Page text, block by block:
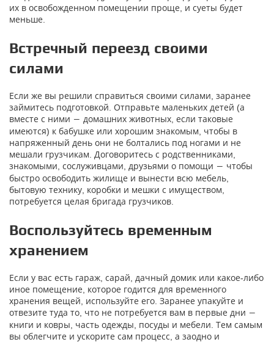
их в освобожденном помещении проще, и суеты будет
меньше.
Встречный переезд своими
силами
Если же вы решили справиться своими силами, заранее
займитесь подготовкой. Отправьте маленьких детей (а
вместе с ними ― домашних животных, если таковые
имеются) к бабушке или хорошим знакомым, чтобы в
напряженный день они не болтались под ногами и не
мешали грузчикам. Договоритесь с родственниками,
знакомыми, сослуживцами, друзьями о помощи ― чтобы
быстро освободить жилище и вынести всю мебель,
бытовую технику, коробки и мешки с имуществом,
потребуется целая бригада грузчиков.
Воспользуйтесь временным
хранением
Если у вас есть гараж, сарай, дачный домик или какое-либо
иное помещение, которое годится для временного
хранения вещей, используйте его. Заранее упакуйте и
отвезите туда то, что не потребуется вам в первые дни ―
книги и ковры, часть одежды, посуды и мебели. Тем самым
вы облегчите и ускорите сам процесс, а заодно и